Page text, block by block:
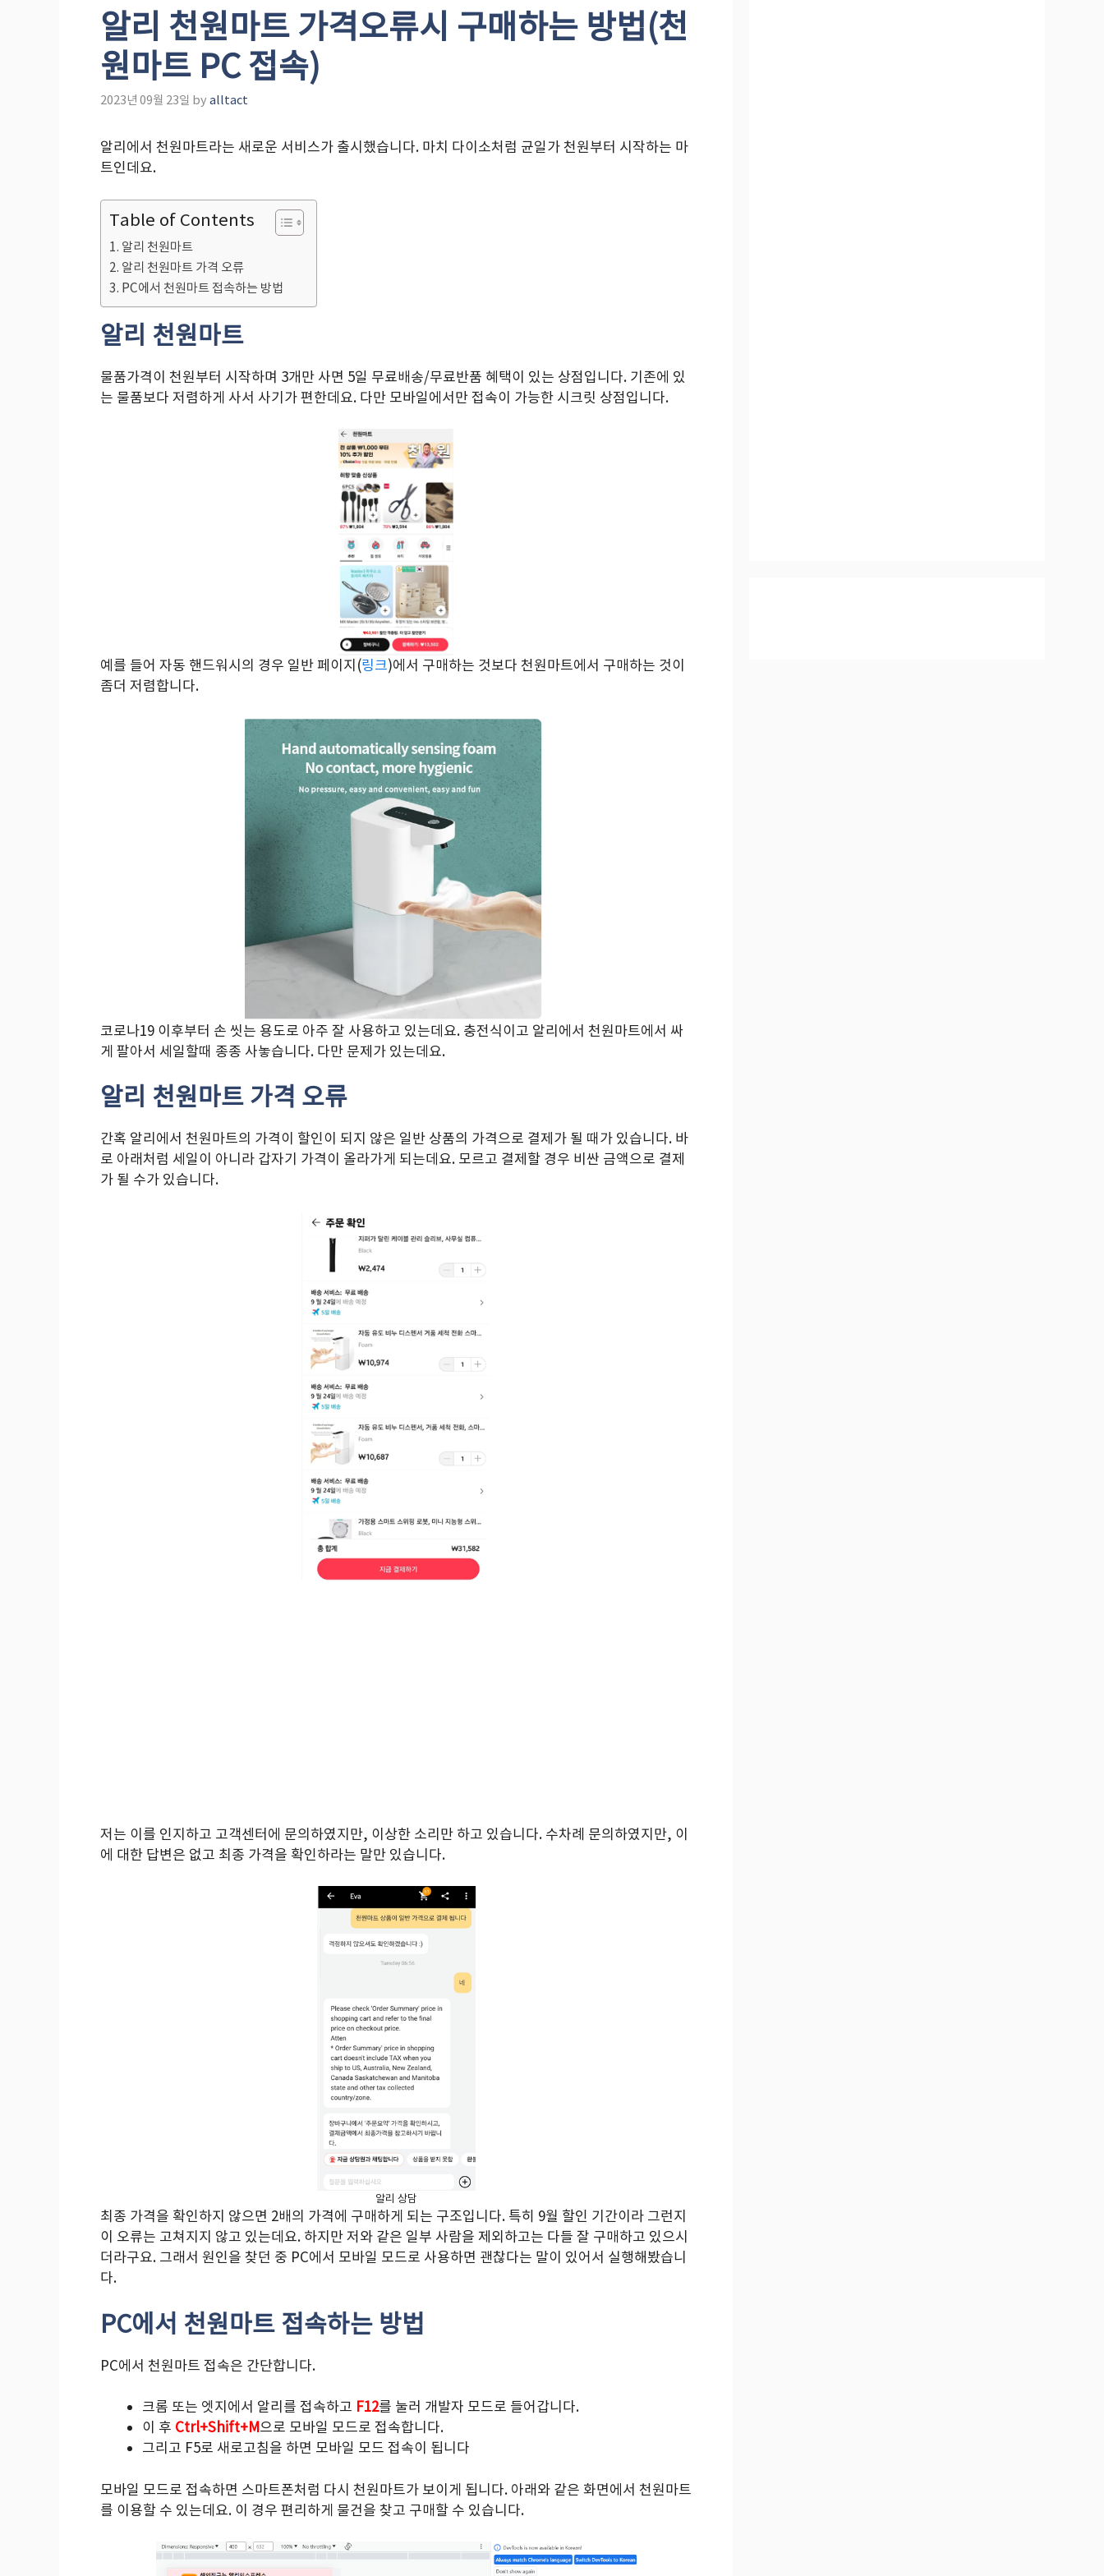
알리 천원마트 가격오류시 구매하는 방법(천
원마트 PC 접속)
2023년 09월 23일 by alltact
알리에서 천원마트라는 새로운 서비스가 출시했습니다. 마치 다이소처럼 균일가 천원부터 시작하는 마
트인데요.
Table of Contents
알리 천원마트
알리 천원마트 가격 오류
PC에서 천원마트 접속하는 방법
알리 천원마트
물품가격이 천원부터 시작하며 3개만 사면 5일 무료배송/무료반품 혜택이 있는 상점입니다. 기존에 있
는 물품보다 저렴하게 사서 사기가 편한데요. 다만 모바일에서만 접속이 가능한 시크릿 상점입니다.
예를 들어 자동 핸드워시의 경우 일반 페이지(링크)에서 구매하는 것보다 천원마트에서 구매하는 것이
좀더 저렴합니다.
코로나19 이후부터 손 씻는 용도로 아주 잘 사용하고 있는데요. 충전식이고 알리에서 천원마트에서 싸
게 팔아서 세일할때 종종 사놓습니다. 다만 문제가 있는데요.
알리 천원마트 가격 오류
간혹 알리에서 천원마트의 가격이 할인이 되지 않은 일반 상품의 가격으로 결제가 될 때가 있습니다. 바
로 아래처럼 세일이 아니라 갑자기 가격이 올라가게 되는데요. 모르고 결제할 경우 비싼 금액으로 결제
가 될 수가 있습니다.
저는 이를 인지하고 고객센터에 문의하였지만, 이상한 소리만 하고 있습니다. 수차례 문의하였지만, 이
에 대한 답변은 없고 최종 가격을 확인하라는 말만 있습니다.
알리 상담
최종 가격을 확인하지 않으면 2배의 가격에 구매하게 되는 구조입니다. 특히 9월 할인 기간이라 그런지
이 오류는 고쳐지지 않고 있는데요. 하지만 저와 같은 일부 사람을 제외하고는 다들 잘 구매하고 있으시
더라구요. 그래서 원인을 찾던 중 PC에서 모바일 모드로 사용하면 괜찮다는 말이 있어서 실행해봤습니
다.
PC에서 천원마트 접속하는 방법
PC에서 천원마트 접속은 간단합니다.
크롬 또는 엣지에서 알리를 접속하고 F12를 눌러 개발자 모드로 들어갑니다.
이 후 Ctrl+Shift+M으로 모바일 모드로 접속합니다.
그리고 F5로 새로고침을 하면 모바일 모드 접속이 됩니다
모바일 모드로 접속하면 스마트폰처럼 다시 천원마트가 보이게 됩니다. 아래와 같은 화면에서 천원마트
를 이용할 수 있는데요. 이 경우 편리하게 물건을 찾고 구매할 수 있습니다.